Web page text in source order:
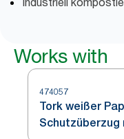
Works with
474057
Tork weißer
Schutzüberzug